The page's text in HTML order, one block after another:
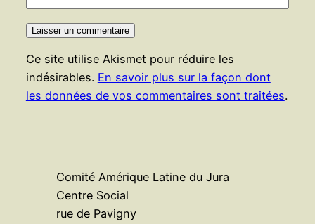
Ce site utilise Akismet pour réduire les
indésirables. En savoir plus sur la façon dont
les données de vos commentaires sont traitées.
Comité Amérique Latine du Jura
Centre Social
rue de Pavigny